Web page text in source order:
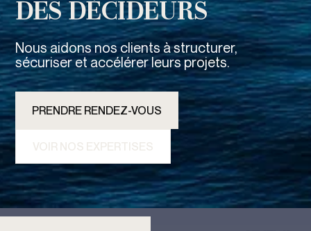
DES DÉCIDEURS
Nous aidons nos clients à structurer,
sécuriser et accélérer leurs projets.
PRENDRE RENDEZ-VOUS
VOIR NOS EXPERTISES